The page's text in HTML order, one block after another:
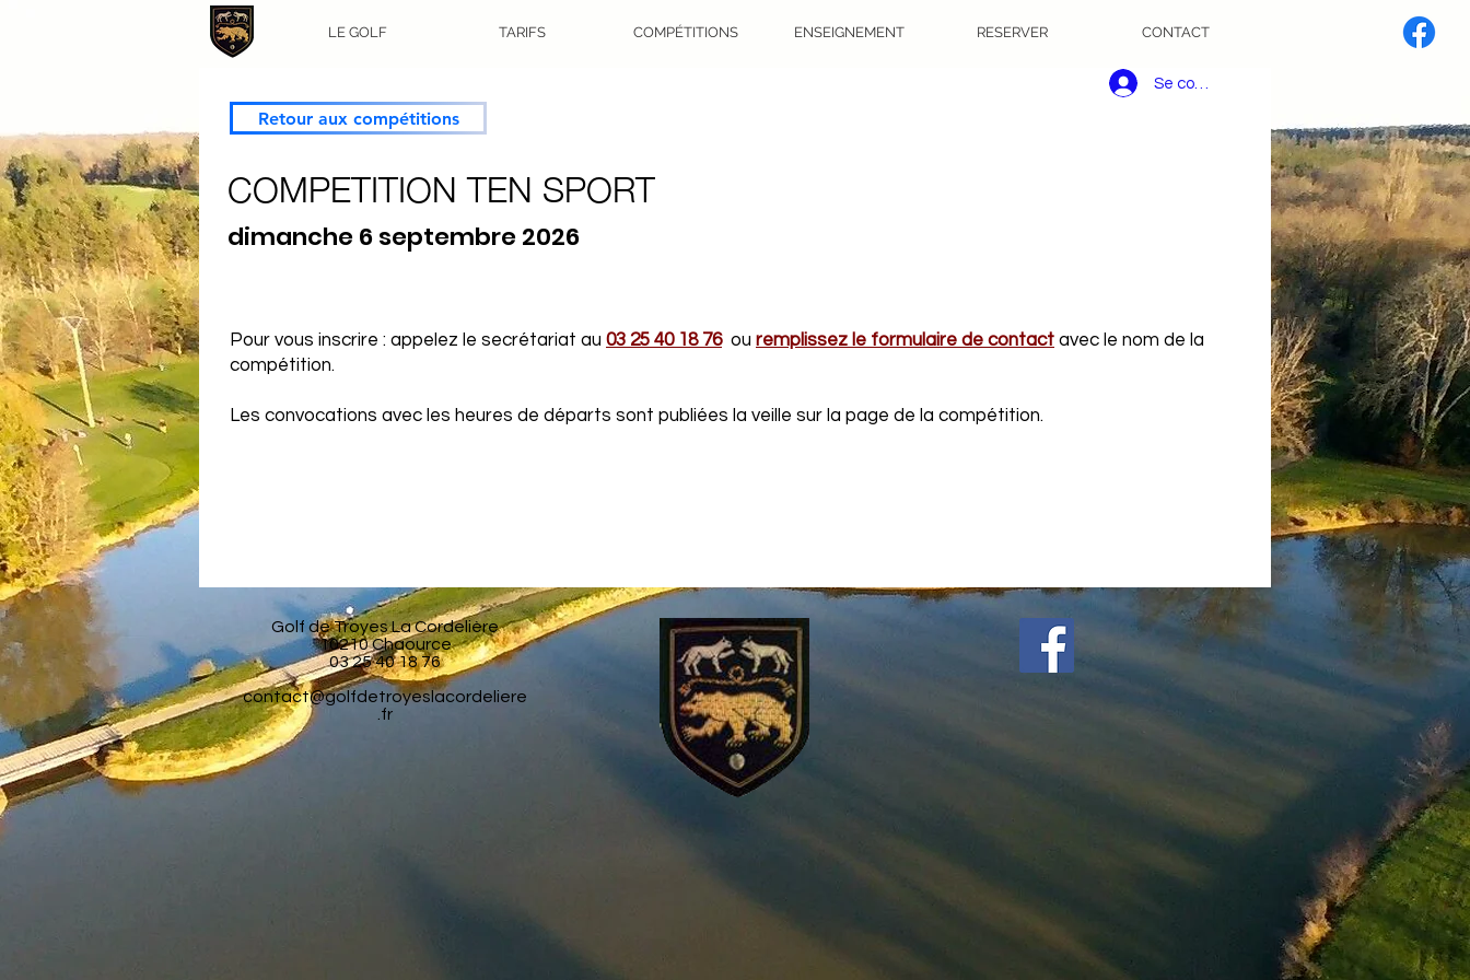
LE GOLF TARIFS COMPÉTITIONS ENSEIGNEMENT RESERVER CONTACT
Se connecter
Retour aux compétitions
COMPETITION TEN SPORT
dimanche 6 septembre 2026
Pour vous inscrire : appelez le secrétariat au 03 25 40 18 76ou remplissez le formulaire de contact avec le nom de la
compétition.
Les convocations avec les heures de départs sont publiées la veille sur la page de la compétition.
Golf de Troyes La Cordelière
10210 Chaource
03 25 40 18 76
contact@golfdetroyeslacordeliere
.fr